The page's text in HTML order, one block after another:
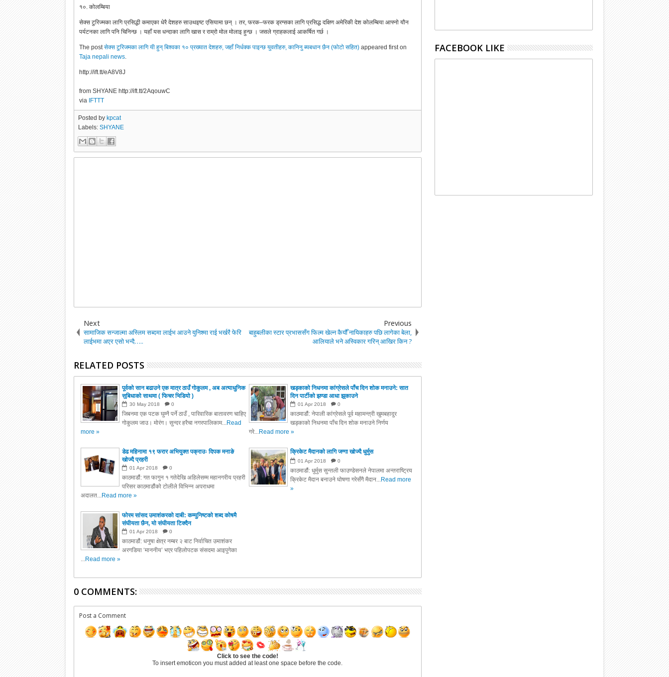
१०. कोलम्बिया
सेक्स टुरिज्मका लागि प्रसिद्धी कमाएका धेरै देशहरु साउथइष्ट एसियामा छन् । तर, फरक–फरक ड्रग्सका लागि प्रसिद्ध दक्षिण अमेरिकी देश कोलम्बिया आफ्नो यौन
पर्यटनका लागि पनि चिनिन्छ । यहाँ यस धन्दाका लागि खास र राम्रो मोल मोलाइ हुन्छ । जसले ग्राहकलाई आकर्षित गर्छ ।
The postसेक्स टुरिजमका लागि यी हुन् बिश्वका १० प्रख्यात देशहरु, जहाँ निर्धक्क पाइन्छ युवतीहरु, कानिनु ब्यबधान छैन (फोटो सहित) appeared first on
Taja nepali news.
http://ift.tt/eA8V8J
from SHYANE http://ift.tt/2AqouwC
via IFTTT
Posted by kpcat
Labels:SHYANE
Next
सामाजिक सन्जाल्मा अस्लिम सब्दमा लाईभ आउने युनिश्मा राई भर्खरै फेरि
लाईभमा अएर एसो भन्दै…..
Previous
बाहुबलीका स्टार प्रभाससँग फिल्म खेल्न कैयौँ नायिकाहरु पछि लागेका बेला,
आलियाले भने अस्विकार गरिन् आखिर किन ?
RELATED POSTS
पूर्वको सान बढाउने एक मात्र ठाउँ गोकुलम , अब अत्याधुनिक
सुबिधाको साथमा ( फिचर भिडियो )
30 May 2018 0
जिबनमा एक पटक घुम्नै पर्ने ठाउँ , पारिवारिक बातावरण चाहिए
गोकुलम जाउ। मोरंग। सुन्दर हरैचा नगरपालिकाम...Read
more »
खड्काको निधनमा कांग्रेसले पाँच दिन शोक मनाउने: सात
दिन पार्टीको झण्डा आधा झुकाउने
01 Apr 2018 0
काठमाडौं: नेपाली कांग्रेसले पूर्व महामन्त्री खुमबहादुर
खड्काको निधनमा पाँच दिन शोक मनाउने निर्णय
गरे...Read more »
डेढ महिनामा १९ फरार अभियुक्त पक्राउः दिपक मनाङे
खोज्दै प्रहरी
01 Apr 2018 0
काठमाडौं: गत फागुन १ गतेदेखि अहिलेसम्म महानगरीय प्रहरी
परिसर काठमाडौंको टोलीले विभिन्न अपराधमा
अदालत...Read more »
क्रिकेट मैदानको लागि जग्गा खोज्दै धुर्मुस
01 Apr 2018 0
काठमाडौं: धुर्मुस सुन्तली फाउण्डेसनले नेपालमा अन्तराष्ट्रिय
क्रिकेट मैदान बनाउने घोषणा गरेसँगै मैदान...Read more
»
फोरम सांसद उमाशंकरको दाबी: कम्युनिष्टको शब्द कोषमै
संघीयता छैन, यो संघीयता टिक्दैन
01 Apr 2018 0
काठमाडौं: धनुषा क्षेत्र नम्बर २ बाट निर्वाचित उमाशंकर
अरगडिया ‘माननीय’ भएर पहिलोपटक संसदमा आइपुगेका
...Read more »
0 COMMENTS:
Post a Comment
Click to see the code!
To insert emoticon you must added at least one space before the code.
FACEBOOK LIKE